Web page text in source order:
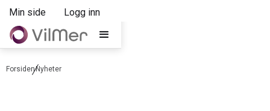
Min side Logg inn
ForsidenNyheter